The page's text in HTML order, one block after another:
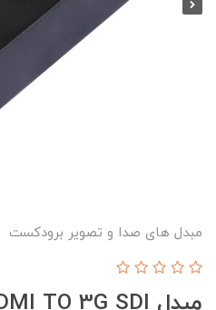
مبدل های صدا و تصویر برودکست
مبدل HDMI TO 3G SDI